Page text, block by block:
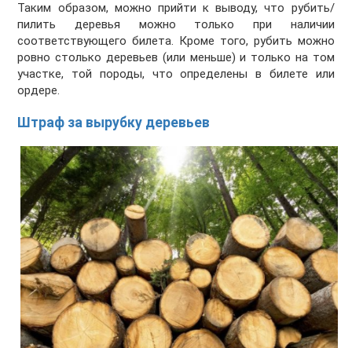
Таким образом, можно прийти к выводу, что рубить/
пилить деревья можно только при наличии
соответствующего билета. Кроме того, рубить можно
ровно столько деревьев (или меньше) и только на том
участке, той породы, что определены в билете или
ордере.
Штраф за вырубку деревьев